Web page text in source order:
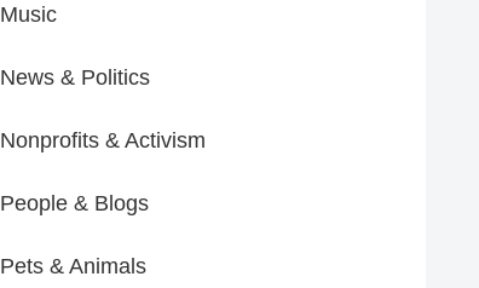
Music
News & Politics
Nonprofits & Activism
People & Blogs
Pets & Animals